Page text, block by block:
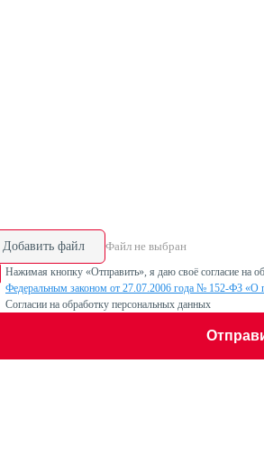
Добавить файл Файл не выбран
Нажимая кнопку «Отправить», я даю своё согласие на
Федеральным законом от 27.07.2006 года № 152-ФЗ «О
Согласии на обработку персональных данных